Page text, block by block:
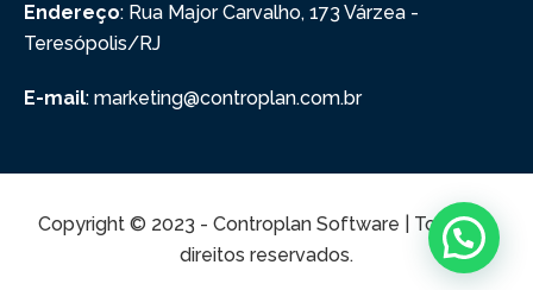
Endereço: Rua Major Carvalho, 173 Várzea -
Teresópolis/RJ
E-mail: marketing@controplan.com.br
Copyright © 2023 - Controplan Software | Todos os
direitos reservados.